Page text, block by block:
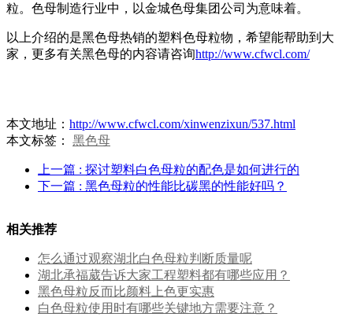
粒。色母制造行业中，以金城色母集团公司为意味着。
以上介绍的是黑色母热销的塑料色母粒物，希望能帮助到大
家，更多有关黑色母的内容请咨询http://www.cfwcl.com/
本文地址： http://www.cfwcl.com/xinwenzixun/537.html
本文标签： 黑色母
上一篇 : 探讨塑料白色母粒的配色是如何进行的
下一篇 : 黑色母粒的性能比碳黑的性能好吗？
相关推荐
怎么通过观察湖北白色母粒判断质量呢
湖北承福葳告诉大家工程塑料都有哪些应用？
黑色母粒反而比颜料上色更实惠
白色母粒使用时有哪些关键地方需要注意？